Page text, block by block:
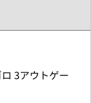
3アウトゲー